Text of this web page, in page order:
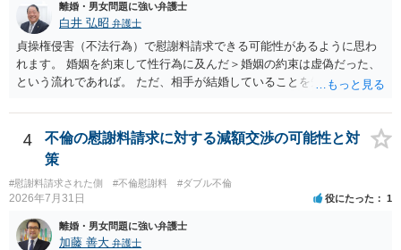
通しを過度に楽観的に言い過ぎないか、質問に具体的に答えてくれる
か、連絡方法（メール、電話、弁護士直接か事務局員を介するかな
ど）や対応スピードが合うかを確認するとよいと思います。いずれに
しましても、弁護士への相談・依頼にあたっては、証拠資料、夫と相
手方の関係、相手方の氏名・住所等、夫婦関係への影響、離婚予定の
離婚・男女問題に強い弁護士
白井 弘昭 弁護士
貞操権侵害（不法行為）で慰謝料請求できる可能性があるように思わ
れます。 婚姻を約束して性行為に及んだ＞婚姻の約束は虚偽だった、
という流れであれば。 ただ、相手が結婚していることを知って行為に
性も認められそうですので、あまり慰謝料は高額にならないように思
われます。 一度、最寄りの弁護士に相談してみてください。
4
不倫の慰謝料請求に対する減額交渉の可能性と対
策
#慰謝料請求された側 #不倫慰謝料 #ダブル不倫
2026年7月31日 役にたった 1
離婚・男女問題に強い弁護士
加藤 善大 弁護士